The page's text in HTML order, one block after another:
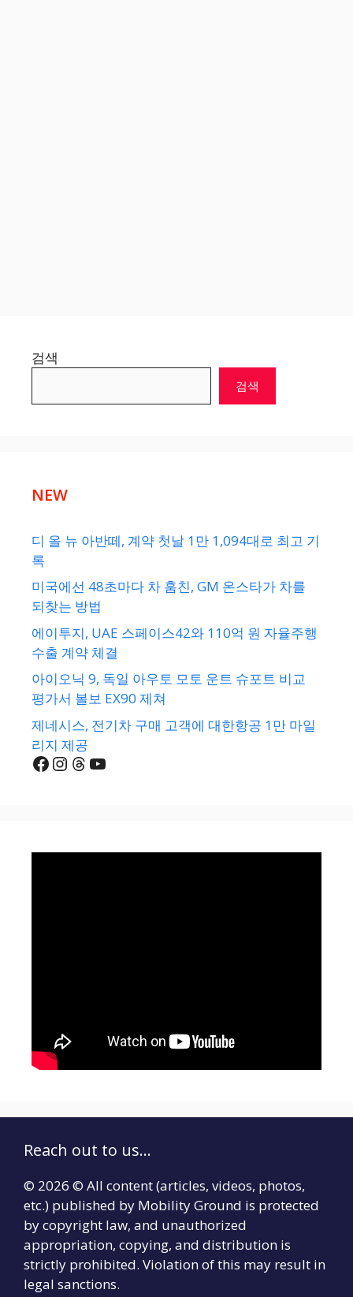
검색
검색
NEW
디 올 뉴 아반떼, 계약 첫날 1만 1,094대로 최고 기
록
미국에선 48초마다 차 훔친, GM 온스타가 차를
되찾는 방법
에이투지, UAE 스페이스42와 110억 원 자율주행
수출 계약 체결
아이오닉 9, 독일 아우토 모토 운트 슈포트 비교
평가서 볼보 EX90 제쳐
제네시스, 전기차 구매 고객에 대한항공 1만 마일
리지 제공
Facebook
Instagram
Threads
YouTube
Reach out to us...
© 2026 © All content (articles, videos, photos,
etc.) published by Mobility Ground is protected
by copyright law, and unauthorized
appropriation, copying, and distribution is
strictly prohibited. Violation of this may result in
legal sanctions.